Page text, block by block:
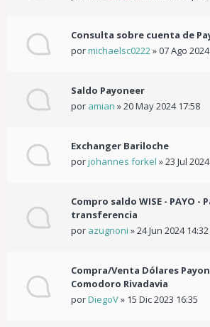
Consulta sobre cuenta de
pormichaelsc0222»07 Ago
Saldo Payoneer
por amian »20 May 2024 17:58
Exchanger Bariloche
porjohannes forkel »23 Jul
Compro saldo WISE - PAYO -
transferencia
por azugnoni »24 Jun 2024 14:32
Compra/Venta Dólares
Comodoro Rivadavia
porDiegoV» 15 Dic 2023 16:35